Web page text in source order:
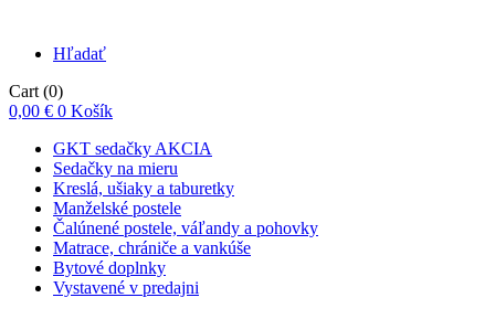
Hľadať
Cart (0)
0,00 € 0 Košík
GKT sedačky AKCIA
Sedačky na mieru
Kreslá, ušiaky a taburetky
Manželské postele
Čalúnené postele, váľandy a pohovky
Matrace, chrániče a vankúše
Bytové doplnky
Vystavené v predajni